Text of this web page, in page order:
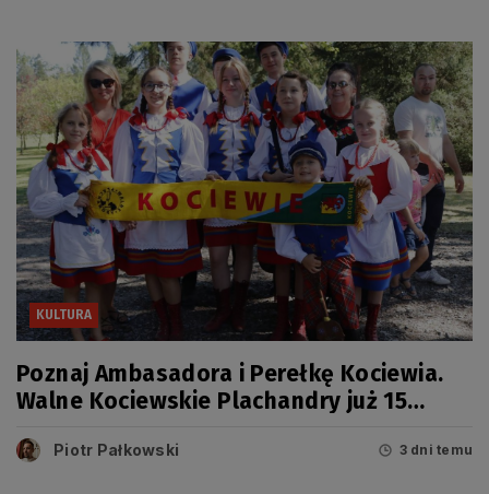
KULTURA
Poznaj Ambasadora i Perełkę Kociewia.
Walne Kociewskie Plachandry już 15
Piotr Pałkowski 3 dni temu